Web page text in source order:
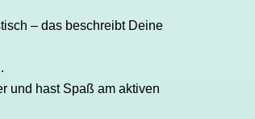
– das beschreibt Deine
und hast Spaß am aktiven